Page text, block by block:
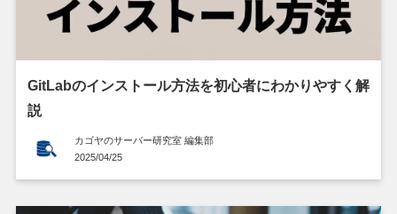
GitLabのインストール方法を初心者にわかりやすく解
説
カゴヤのサーバー研究室 編集部
2025/04/25